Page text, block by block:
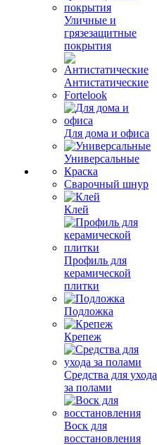
Уличные и
грязезащитные
покрытия
Антистатические
Fortelook
Для дома и офиса
Универсальные
Краска
Сварочный шнур
Клей
Профиль для
керамической
плитки
Подложка
Крепеж
Средства для ухода
за полами
Воск для
восстановления